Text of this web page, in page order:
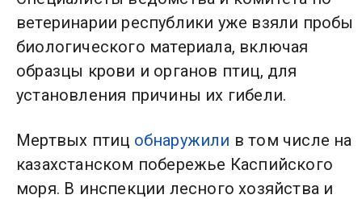
ветеринарии республики уже взяли пробы
биологического материала, включая
образцы крови и органов птиц, для
установления причины их гибели.
Мертвых птиц обнаружили в том числе на
казахстанском побережье Каспийского
моря. В инспекции лесного хозяйства и